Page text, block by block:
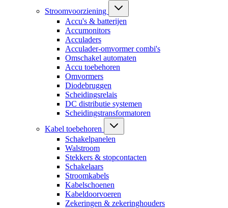
Stroomvoorziening
Accu's & batterijen
Accumonitors
Acculaders
Acculader-omvormer combi's
Omschakel automaten
Accu toebehoren
Omvormers
Diodebruggen
Scheidingsrelais
DC distributie systemen
Scheidingstransformatoren
Kabel toebehoren
Schakelpanelen
Walstroom
Stekkers & stopcontacten
Schakelaars
Stroomkabels
Kabelschoenen
Kabeldoorvoeren
Zekeringen & zekeringhouders